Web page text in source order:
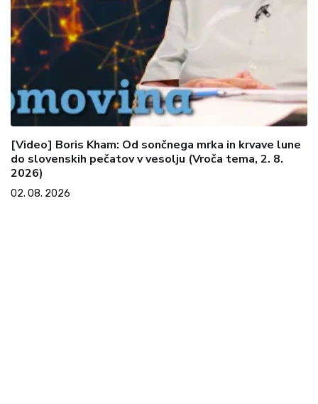
[Video] Boris Kham: Od sončnega mrka in krvave lune
do slovenskih pečatov v vesolju (Vroča tema, 2. 8.
2026)
02. 08. 2026